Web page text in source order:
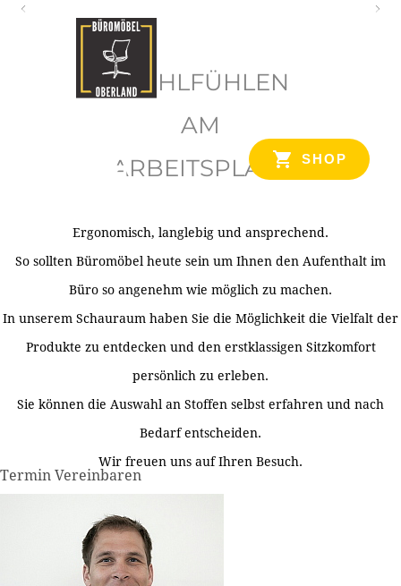
SHOP
WOHLFÜHLEN
AM
ARBEITSPLATZ
Ergonomisch, langlebig und ansprechend.
So sollten Büromöbel heute sein um Ihnen den Aufenthalt im
Büro so angenehm wie möglich zu machen.
In unserem Schauraum haben Sie die Möglichkeit die Vielfalt der
Produkte zu entdecken und den erstklassigen Sitzkomfort
persönlich zu erleben.
Sie können die Auswahl an Stoffen selbst erfahren und nach
Bedarf entscheiden.
Wir freuen uns auf Ihren Besuch.
Termin Vereinbaren